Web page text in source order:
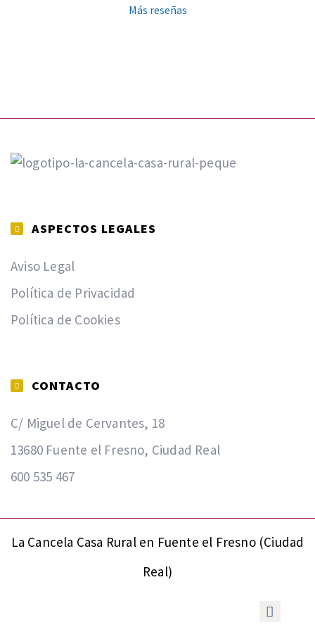
Más reseñas
ASPECTOS LEGALES
Aviso Legal
Política de Privacidad
Política de Cookies
CONTACTO
C/ Miguel de Cervantes, 18
13680 Fuente el Fresno, Ciudad Real
600 535 467
La Cancela Casa Rural en Fuente el Fresno (Ciudad
Real)